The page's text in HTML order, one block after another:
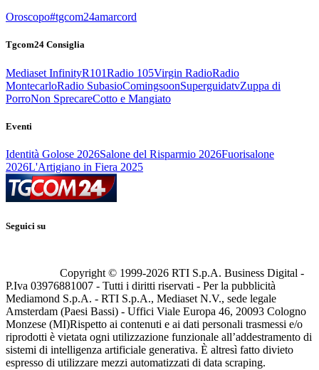
Oroscopo#tgcom24amarcord
Tgcom24 Consiglia
Mediaset InfinityR101Radio 105Virgin RadioRadio
MontecarloRadio SubasioComingsoonSuperguidatvZuppa di
PorroNon SprecareCotto e Mangiato
Eventi
Identità Golose 2026Salone del Risparmio 2026Fuorisalone
2026L'Artigiano in Fiera 2025
Seguici su
Copyright © 1999-2026 RTI S.p.A. Business Digital -
P.Iva 03976881007 - Tutti i diritti riservati - Per la pubblicità
Mediamond S.p.A. - RTI S.p.A., Mediaset N.V., sede legale
Amsterdam (Paesi Bassi) - Uffici Viale Europa 46, 20093 Cologno
Monzese (MI)Rispetto ai contenuti e ai dati personali trasmessi e/o
riprodotti è vietata ogni utilizzazione funzionale all’addestramento di
sistemi di intelligenza artificiale generativa. È altresì fatto divieto
espresso di utilizzare mezzi automatizzati di data scraping.